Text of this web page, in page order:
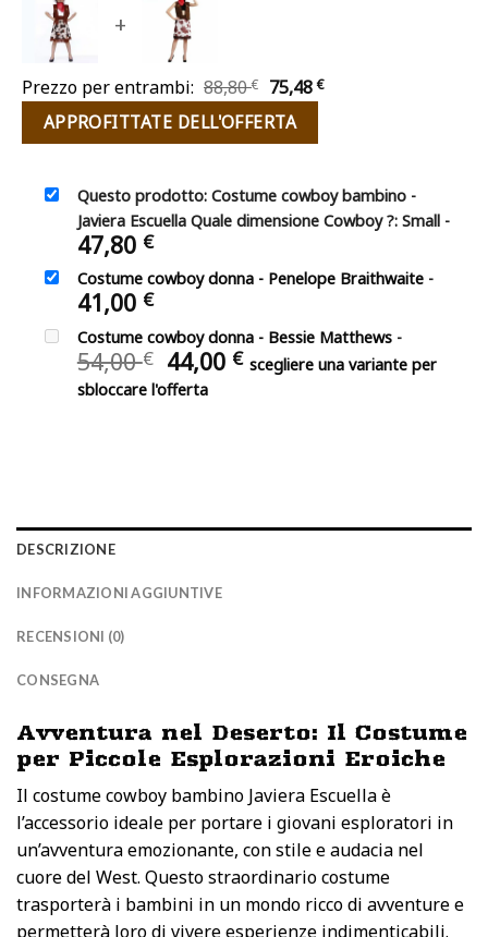
+
Prezzo per entrambi: 88,80€
Il
prezzo
originale
88,80 €.
75,48€Il
75,48 €.
APPROFITTATE DELL'OFFERTA
Questo prodotto: Costume cowboy bambino -
Javiera Escuella Quale dimensione Cowboy ?: Small -
47,80 €
Costume cowboy donna - Penelope Braithwaite -
41,00 €
Costume cowboy donna - Bessie Matthews -
54,00€ Il
prezzo
originale
44,00 €Il
prezzo
scegliere una variante per
sbloccare l'offerta
DESCRIZIONE
INFORMAZIONI AGGIUNTIVE
RECENSIONI (0)
CONSEGNA
Avventura nel Deserto: Il Costume
per Piccole Esplorazioni Eroiche
Il costume cowboy bambino Javiera Escuella è
l’accessorio ideale per portare i giovani esploratori in
un’avventura emozionante, con stile e audacia nel
cuore del West. Questo straordinario costume
trasporterà i bambini in un mondo ricco di avventure e
permetterà loro di vivere esperienze indimenticabili.